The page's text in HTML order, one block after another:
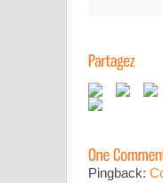
Pingback: